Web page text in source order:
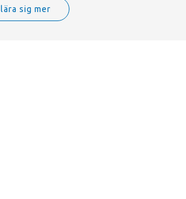
lära sig mer